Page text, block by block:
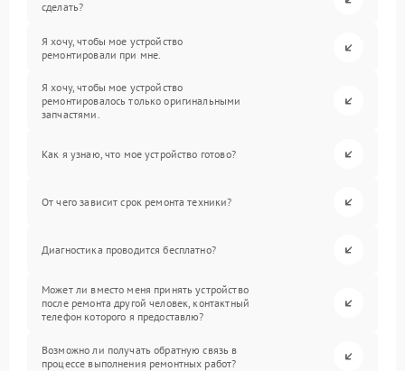
сделать?
Я хочу, чтобы мое устройство
ремонтировали при мне.
Я хочу, чтобы мое устройство
ремонтировалось только оригинальными
запчастями.
Как я узнаю, что мое устройство готово?
От чего зависит срок ремонта техники?
Диагностика проводится бесплатно?
Может ли вместо меня принять устройство
после ремонта другой человек, контактный
телефон которого я предоставлю?
Возможно ли получать обратную связь в
процессе выполнения ремонтных работ?